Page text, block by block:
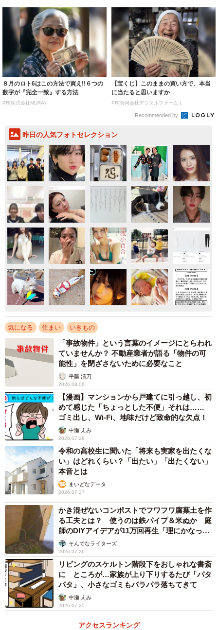
８月のロト6はこの方法で買え!!６つの
数字が『完全一致』する方法
PR(株式会社MURA)
【宝くじ】このままの買い方で、本当
に当たると思いますか
PR(合同会社デジタルファーム )
Recommended by
昨日の人気フォトセレクション
気になる 住まい いきもの
「事故物件」という言葉のイメージにとらわれ
ていませんか？ 不動産業者が語る「物件の可
能性」を閉ざさないために必要なこと
平藤 清刀
2026.08.06
【漫画】マンションから戸建てに引っ越し、初
めて感じた「ちょっとした不便」それは……
ゴミ出し、Wi-Fi、地味だけど致命的な欠点！
中瀬 えみ
2026.07.28
令和の高校生に聞いた「将来も実家を出たくな
い」はどれくらい？「出たい」「出たくない」
本音とは
まいどなデータ
2026.07.27
かき混ぜないコンポストでフワフワ腐葉土を作
る工夫とは？ 使うのは鉄パイプ＆米ぬか 庭
師のDIYアイデアが11万回再生「理にかなった
手法」そんでなライターズ
2026.07.26
リビングのスケルトン階段下をおしゃれな書斎
に ところが…家族が上り下りするたび「パタ
パタ」、小さなゴミもパラパラ落ちてきて
中瀬 えみ
2026.07.25
アクセスランキング